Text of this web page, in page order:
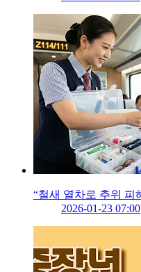
“철새 열차로 추위 피
2026-01-23 07:00